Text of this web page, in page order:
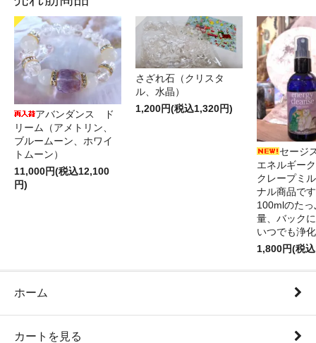
アバンダンス ド
リーム（アメトリン、
ブルームーン、ホワイ
トムーン）
11,000円(税込12,100
円)
さざれ石（クリスタ
ル、水晶）
1,200円(税込1,320円)
セージ
エネルギー
クレープミ
ナル商品で
100mlのた
量、バック
いつでも浄
1,800円(税
ホーム
カートを見る